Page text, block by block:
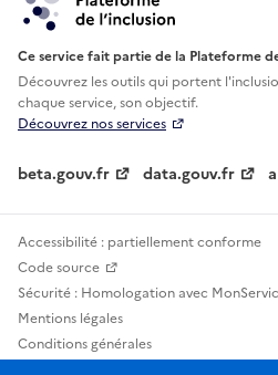
Ce service fait partie de la Plateforme
Découvrez les outils qui portent
chaque service, son objectif.
Découvrez nos services
beta.gouv.fr data.gouv.fr
Accessibilité : partiellement conforme
Code source
Sécurité : Homologation avec
Mentions légales
Conditions générales